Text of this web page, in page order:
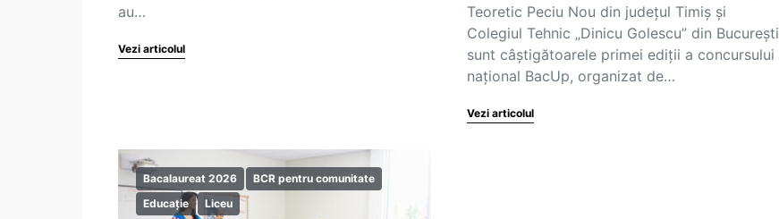
au…
Vezi articolul
Teoretic Peciu Nou din județul Timiș și
Colegiul Tehnic „Dinicu Golescu” din București
sunt câștigătoarele primei ediții a concursului
național BacUp, organizat de…
Vezi articolul
Bacalaureat 2026
BCR pentru comunitate
Educație
Liceu